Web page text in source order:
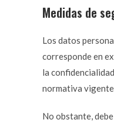
Medidas de
Los datos
corresponde en
la
normativa
No obstante,